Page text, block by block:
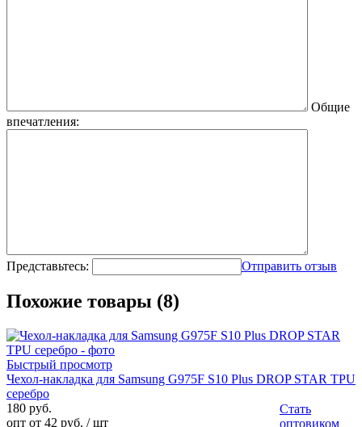
Общие
впечатления:
Представьтесь: Отправить отзыв
Похожие товары (8)
Быстрый просмотр
Чехол-накладка для Samsung G975F S10 Plus DROP STAR TPU
серебро
180 руб.
опт от 42 руб. / шт
Стать
оптовиком